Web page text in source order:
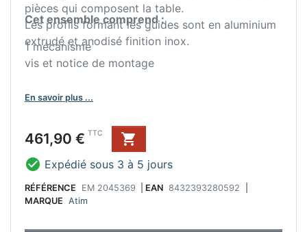
pièces qui composent la table.
Les profils formant les guides sont en aluminium
extrudé et anodisé finition inox.
Cet ensemble comprend :
1 mécanisme
vis et notice de montage
En savoir plus ...
Prix
461,90 € TTC

 Expédié sous 3 à 5 jours
RÉFÉRENCE EM 2045369 EAN 8432393280592
MARQUE Atim